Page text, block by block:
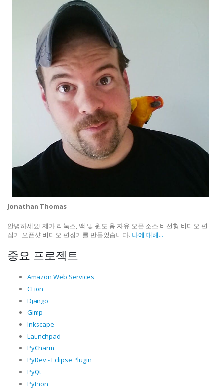
Jonathan Thomas
안녕하세요! 제가 리눅스, 맥 및 윈도 용 자유 오픈 소스 비선형 비디오 편
집기 오픈샷 비디오 편집기를 만들었습니다. 나에 대해...
중요 프로젝트
Amazon Web Services
CLion
Django
Gimp
Inkscape
Launchpad
PyCharm
PyDev - Eclipse Plugin
PyQt
Python